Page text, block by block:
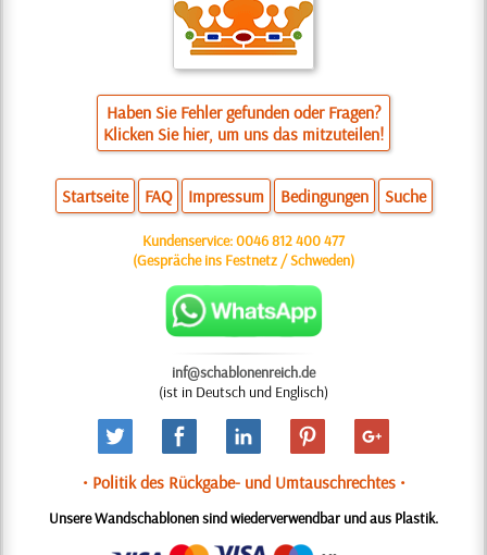
Haben Sie Fehler gefunden oder Fragen?
Klicken Sie hier, um uns das mitzuteilen!
Startseite FAQ Impressum Bedingungen Suche
Kundenservice:0046 812 400 477
(Gespräche ins Festnetz / Schweden)
inf@schablonenreich.de
(ist in Deutsch und Englisch)
• Politik des Rückgabe- und Umtauschrechtes •
Unsere Wandschablonen sind wiederverwendbar und aus Plastik.